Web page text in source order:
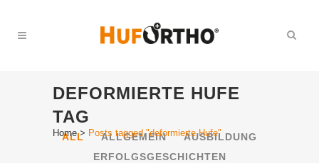
DEFORMIERTE HUFE
TAG
Home> Posts tagged "deformierte Hufe"
ALL ALLGEMEIN
AUSBILDUNG
ERFOLGSGESCHICHTEN